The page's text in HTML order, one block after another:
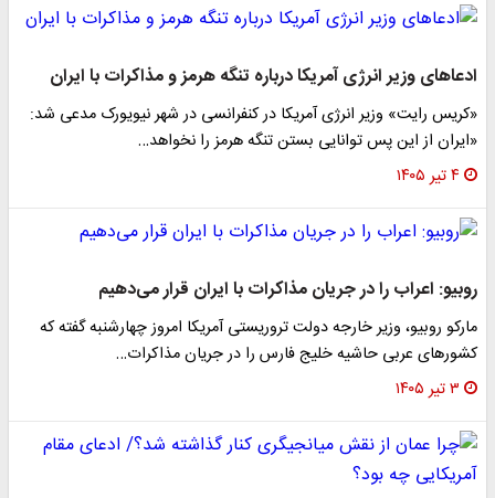
ادعاهای وزیر انرژی آمریکا درباره تنگه هرمز و مذاکرات با ایران
«کریس رایت» وزیر انرژی آمریکا در کنفرانسی در شهر نیویورک مدعی شد:
«ایران از این پس توانایی بستن تنگه هرمز را نخواهد…
۴ تیر ۱۴۰۵
روبیو: اعراب را در جریان مذاکرات با ایران قرار می‌دهیم
مارکو روبیو، وزیر خارجه دولت تروریستی آمریکا امروز چهارشنبه گفته که
کشورهای عربی حاشیه خلیج فارس را در جریان مذاکرات…
۳ تیر ۱۴۰۵